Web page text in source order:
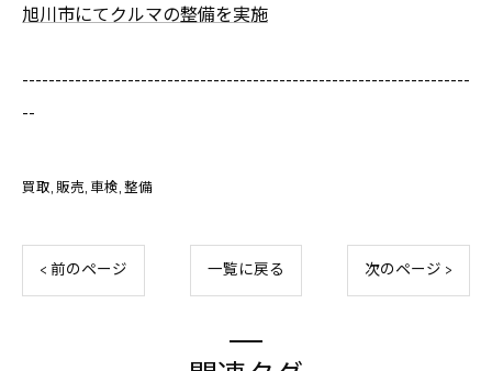
旭川市にてクルマの整備を実施
--------------------------------------------------------------------
--
買取 販売 車検 整備
< 前のページ 一覧に戻る 次のページ >